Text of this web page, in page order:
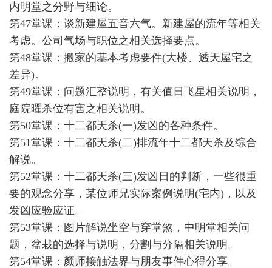
内明堂之分野与细论。
第47堂课：谈新建屋五音六气。新建屋的流年等相关
考虑。公司气场与职位之相关选择要点。
第48堂课：搬家的基本考虑要件(大楼、透天屋宅之
差异)。
第49堂课：问题汇整说明，有关值日飞星相关说明，
庭院曜杀位有害之相关说明。
第50堂课：十二都天杀(一)发凶的各种条件。
第51堂课：十二都天杀(二)排流年十二都天杀及综合
解说。
第52堂课：十二都天杀(三)发凶日的判断，一些很重
要的观念分享，某位师兄实际案例说明(宅内)，以及
发凶应验应证。
第53堂课：图片解说坐空与穿堂煞，中明堂相关问
题，盆栽的选择与说明，分割与分隔相关说明。
第54堂课：颜师接触法界与朋友事件心得分享。